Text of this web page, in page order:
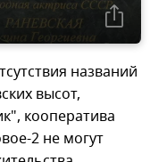
названий
высот,
кооператива
2 не могут